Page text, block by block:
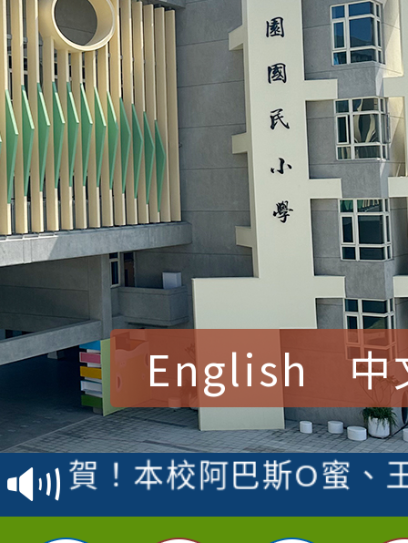
English 中
賀！本校參加桃園市中
賽 洪綺君教師榮獲社
名
賀！本校阿巴斯O蜜、
倩參加桃園市科展 國
賀！本校四年二班張O